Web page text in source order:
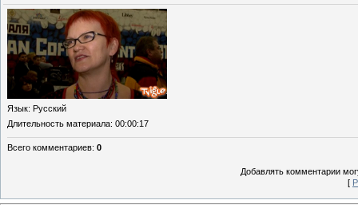
Язык: Русский
Длительность материала: 00:00:17
Всего комментариев: 0
Добавлять комментарии
[